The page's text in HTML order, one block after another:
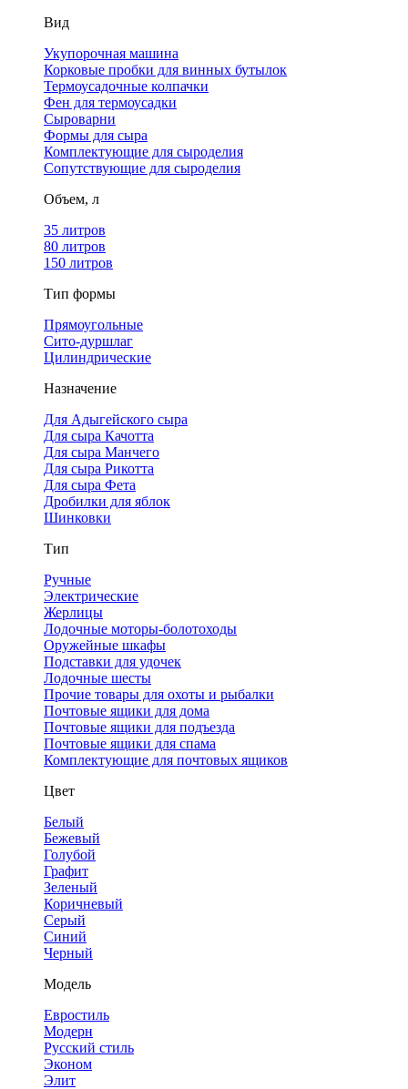
Вид
Укупорочная машина
Корковые пробки для винных бутылок
Термоусадочные колпачки
Фен для термоусадки
Сыроварни
Формы для сыра
Комплектующие для сыроделия
Сопутствующие для сыроделия
Объем, л
35 литров
80 литров
150 литров
Тип формы
Прямоугольные
Сито-дуршлаг
Цилиндрические
Назначение
Для Адыгейского сыра
Для сыра Качотта
Для сыра Манчего
Для сыра Рикотта
Для сыра Фета
Дробилки для яблок
Шинковки
Тип
Ручные
Электрические
Жерлицы
Лодочные моторы-болотоходы
Оружейные шкафы
Подставки для удочек
Лодочные шесты
Прочие товары для охоты и рыбалки
Почтовые ящики для дома
Почтовые ящики для подъезда
Почтовые ящики для спама
Комплектующие для почтовых ящиков
Цвет
Белый
Бежевый
Голубой
Графит
Зеленый
Коричневый
Серый
Синий
Черный
Модель
Евростиль
Модерн
Русский стиль
Эконом
Элит